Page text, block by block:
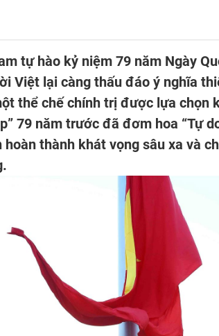
tự hào kỷ niệm 79 năm Ngày
Việt lại càng thấu đáo ý nghĩa
thể chế chính trị được lựa chọn
79 năm trước đã đơm hoa “Tự
thành khát vọng sâu xa và